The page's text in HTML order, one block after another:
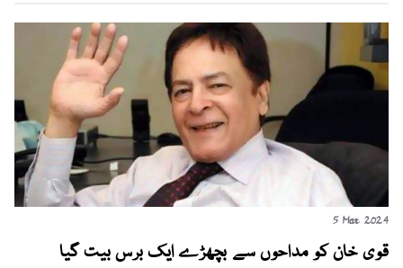
5 Mar 2024
قوی خان کو مداحوں سے بچھڑے ایک برس بیت گیا